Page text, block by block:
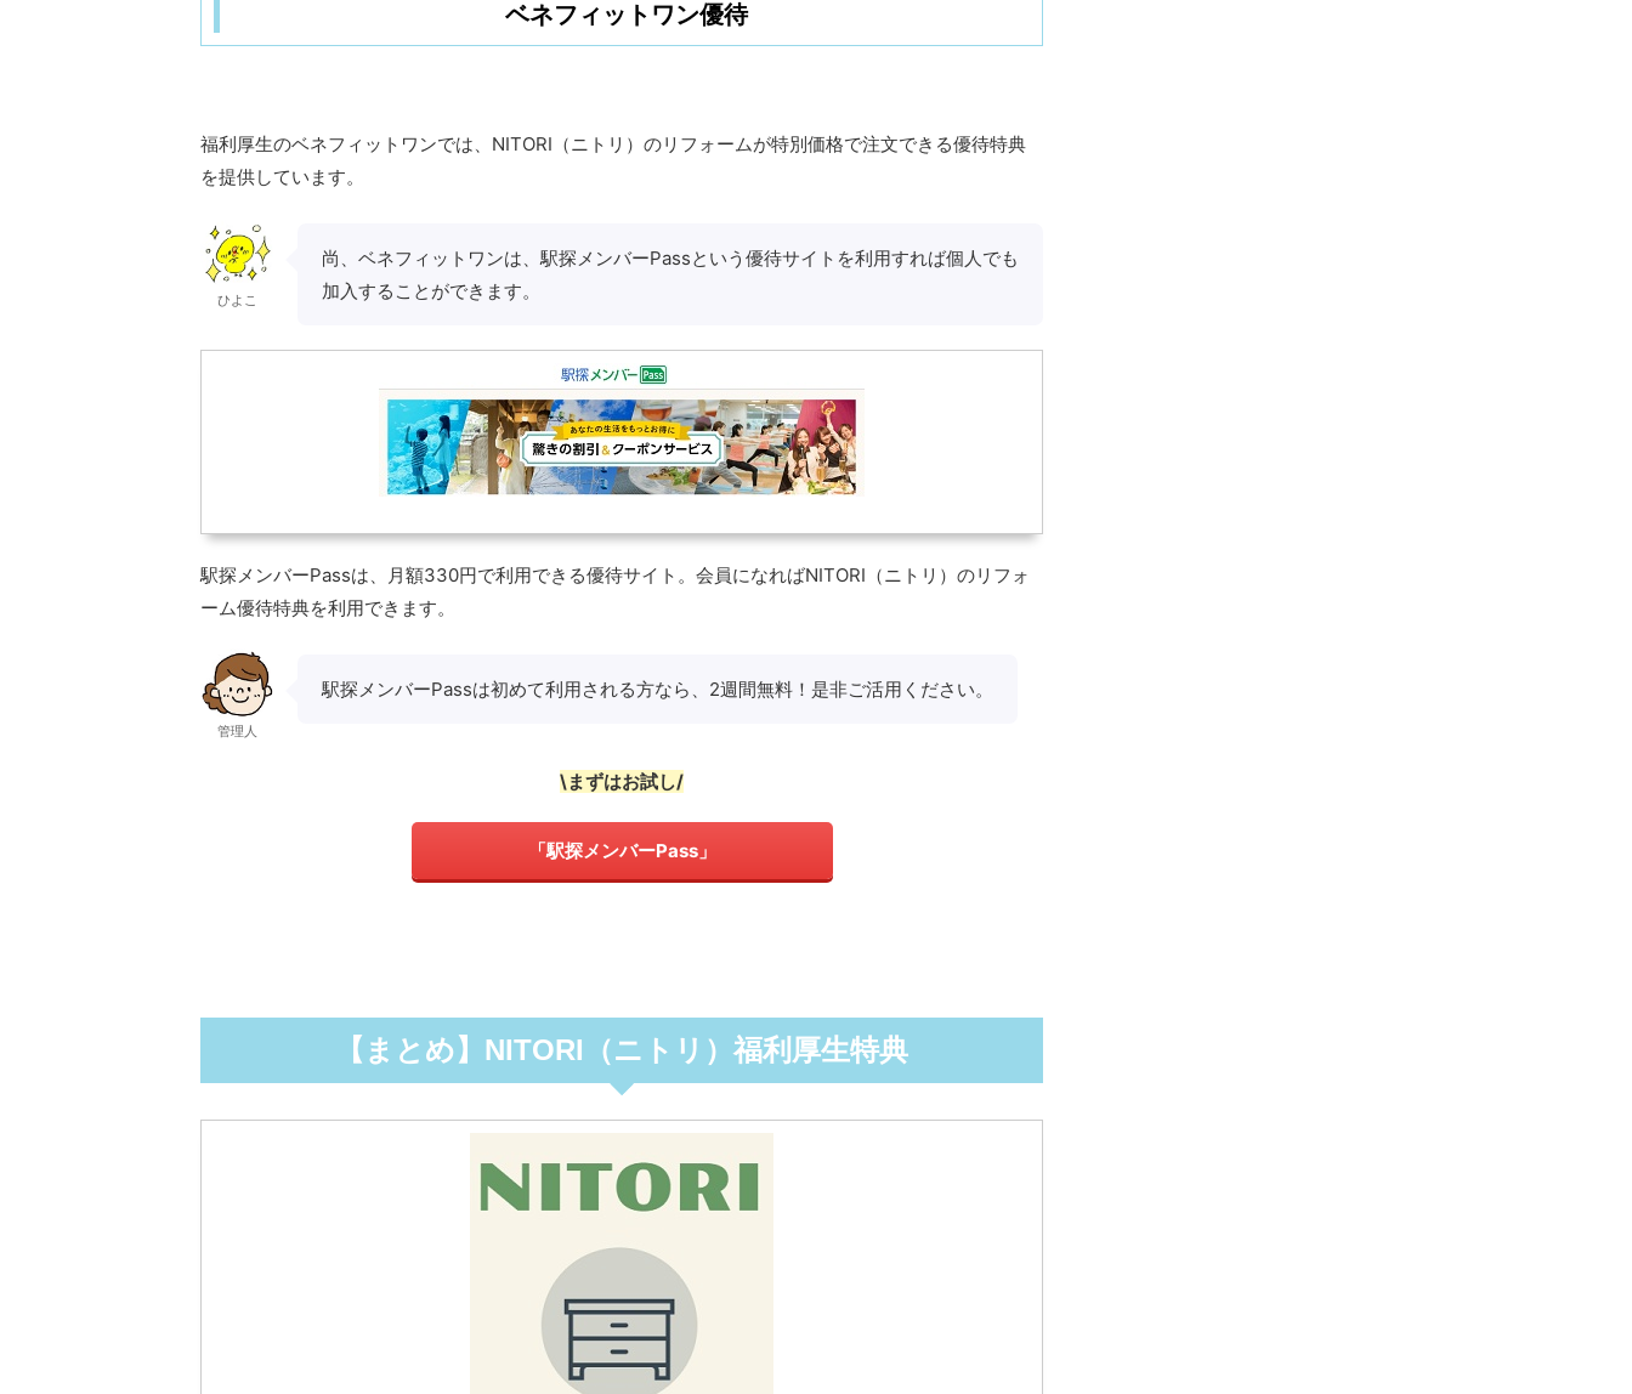
ベネフィットワン優待
福利厚生のベネフィットワンでは、NITORI（ニトリ）のリフォームが特別価格で注文できる優待特典
を提供しています。
ひよこ
尚、ベネフィットワンは、駅探メンバーPassという優待サイトを利用すれば個人でも
加入することができます。
駅探メンバーPassは、月額330円で利用できる優待サイト。会員になればNITORI（ニトリ）のリフォ
ーム優待特典を利用できます。
管理人
駅探メンバーPassは初めて利用される方なら、2週間無料！是非ご活用ください。
\まずはお試し/
「駅探メンバーPass」
【まとめ】NITORI（ニトリ）福利厚生特典